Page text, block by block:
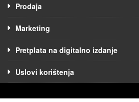
Prodaja
Marketing
Pretplata na digitalno izdanje
Uslovi korištenja